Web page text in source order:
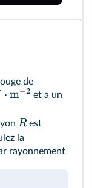
de
⋅ m−2 et a un
Rest
la
rayonnement